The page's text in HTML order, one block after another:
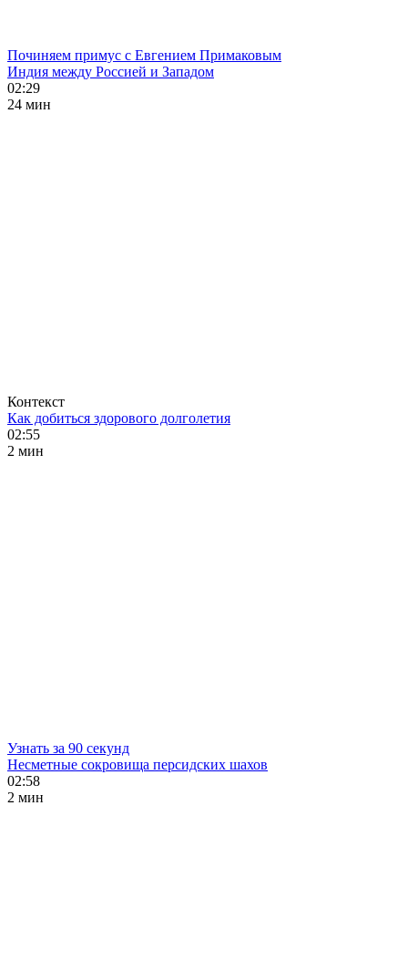
Починяем примус с Евгением Примаковым
Индия между Россией и Западом
02:29
24 мин
Контекст
Как добиться здорового долголетия
02:55
2 мин
Узнать за 90 секунд
Несметные сокровища персидских шахов
02:58
2 мин